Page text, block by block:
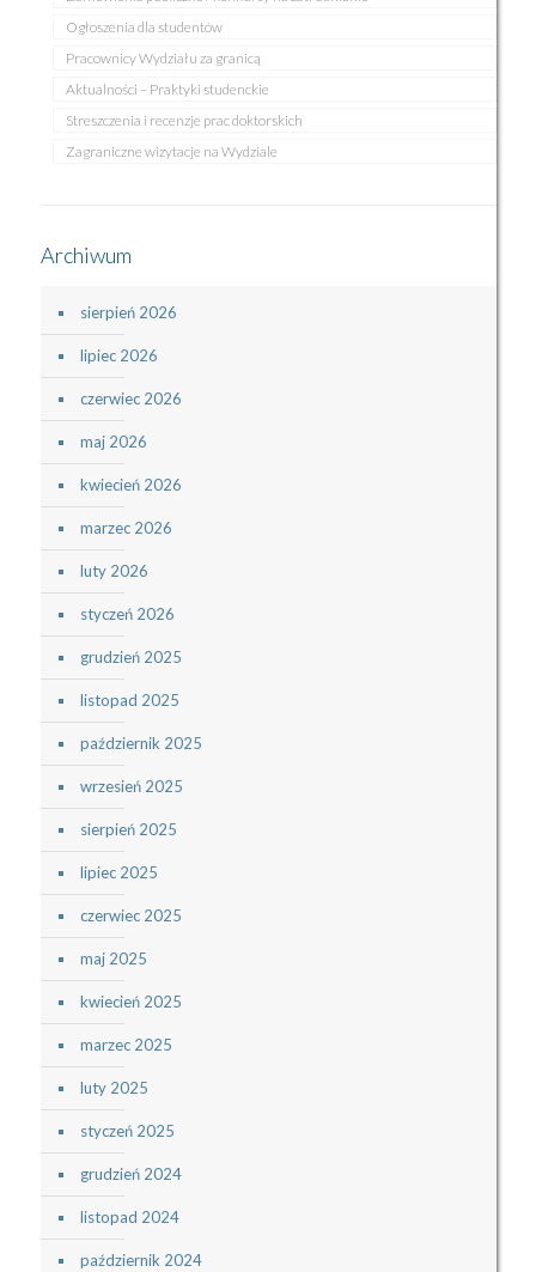
Ogłoszenia dla studentów
Pracownicy Wydziału za granicą
Aktualności – Praktyki studenckie
Streszczenia i recenzje prac doktorskich
Zagraniczne wizytacje na Wydziale
Archiwum
sierpień 2026
lipiec 2026
czerwiec 2026
maj 2026
kwiecień 2026
marzec 2026
luty 2026
styczeń 2026
grudzień 2025
listopad 2025
październik 2025
wrzesień 2025
sierpień 2025
lipiec 2025
czerwiec 2025
maj 2025
kwiecień 2025
marzec 2025
luty 2025
styczeń 2025
grudzień 2024
listopad 2024
październik 2024